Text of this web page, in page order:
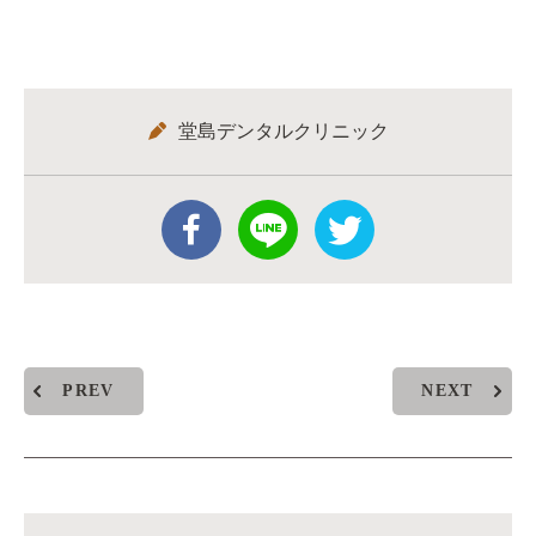
堂島デンタルクリニック
PREV NEXT